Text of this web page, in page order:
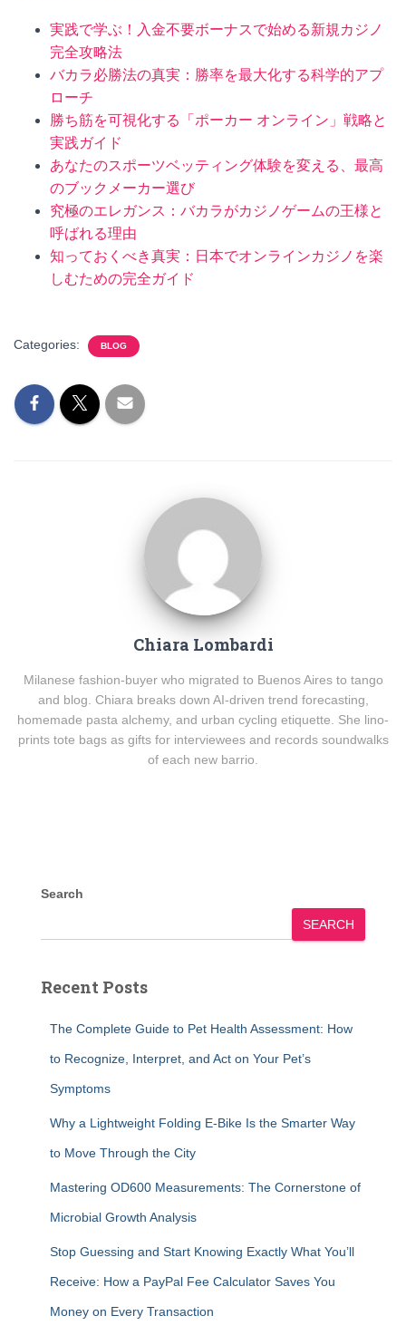
実践で学ぶ！入金不要ボーナスで始める新規カジノ
完全攻略法
バカラ必勝法の真実：勝率を最大化する科学的アプ
ローチ
勝ち筋を可視化する「ポーカー オンライン」戦略と
実践ガイド
あなたのスポーツベッティング体験を変える、最高
のブックメーカー選び
究極のエレガンス：バカラがカジノゲームの王様と
呼ばれる理由
知っておくべき真実：日本でオンラインカジノを楽
しむための完全ガイド
Categories: BLOG
Chiara Lombardi
Milanese fashion-buyer who migrated to Buenos Aires to tango
and blog. Chiara breaks down AI-driven trend forecasting,
homemade pasta alchemy, and urban cycling etiquette. She lino-
prints tote bags as gifts for interviewees and records soundwalks
of each new barrio.
Search
SEARCH
Recent Posts
The Complete Guide to Pet Health Assessment: How
to Recognize, Interpret, and Act on Your Pet’s
Symptoms
Why a Lightweight Folding E-Bike Is the Smarter Way
to Move Through the City
Mastering OD600 Measurements: The Cornerstone of
Microbial Growth Analysis
Stop Guessing and Start Knowing Exactly What You’ll
Receive: How a PayPal Fee Calculator Saves You
Money on Every Transaction